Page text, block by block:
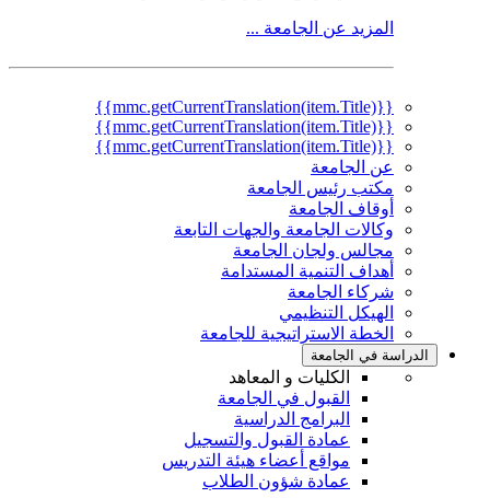
المزيد عن الجامعة ...
{{mmc.getCurrentTranslation(item.Title)}}
{{mmc.getCurrentTranslation(item.Title)}}
{{mmc.getCurrentTranslation(item.Title)}}
عن الجامعة
مكتب رئيس الجامعة
أوقاف الجامعة
وكالات الجامعة والجهات التابعة
مجالس ولجان الجامعة
أهداف التنمية المستدامة
شركاء الجامعة
الهيكل التنظيمي
الخطة الاستراتيجية للجامعة
الدراسة في الجامعة
الكليات و المعاهد
القبول في الجامعة
البرامج الدراسية
عمادة القبول والتسجيل
مواقع أعضاء هيئة التدريس
عمادة شؤون الطلاب